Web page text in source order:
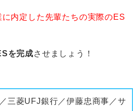
に内定した先輩たちの実際のES
を完成させましょう！
三菱UFJ銀行／伊藤忠商事／サ